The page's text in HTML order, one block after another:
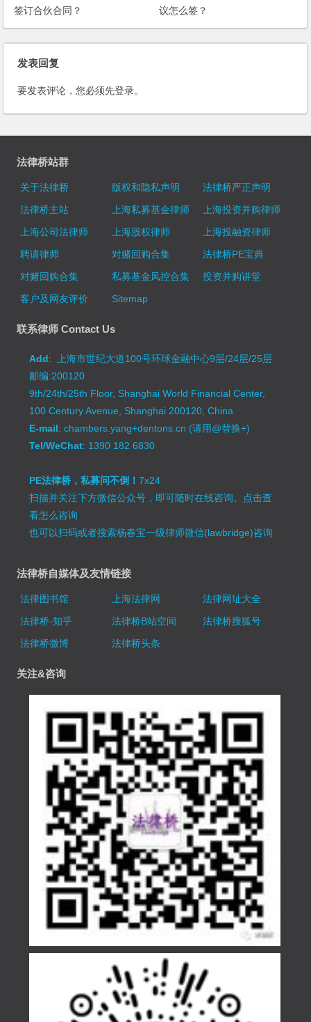
签订合伙合同？
议怎么签？
发表回复
要发表评论，您必须先登录。
法律桥站群
关于法律桥 版权和隐私声明
法律桥严正声明
法律桥主站
上海私募基金律师
上海投资并购律师
上海公司法律师
上海股权律师
上海投融资律师
聘请律师
对赌回购合集
法律桥PE宝典
对赌回购合集
私募基金风控合集
投资并购讲堂
客户及网友评价
Sitemap
联系律师 Contact Us
Add: 上海市世纪大道100号环球金融中心9层/24层/25层
邮编:200120
9th/24th/25th Floor, Shanghai World Financial Center,
100 Century Avenue, Shanghai 200120, China
E-mail: chambers.yang+dentons.cn (请用@替换+)
Tel/WeChat: 1390 182 6830
PE法律桥，私募问不倒！7x24
扫描并关注下方微信公众号，即可随时在线咨询。 点击查
看怎么咨询
也可以扫码或者搜索杨春宝一级律师微信(lawbridge)咨询
法律桥自媒体及友情链接
法律图书馆 上海法律网
法律网址大全
法律桥-知乎
法律桥B站空间
法律桥搜狐号
法律桥微博
法律桥头条
关注&咨询